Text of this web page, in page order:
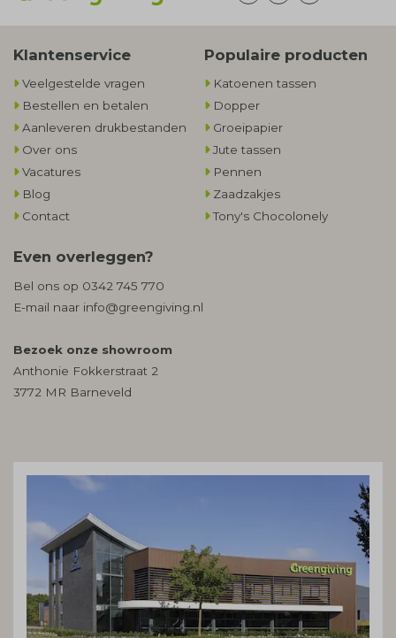
Klantenservice
Veelgestelde vragen
Bestellen en betalen
Aanleveren drukbestanden
Over ons
Vacatures
Blog
Contact
Populaire producten
Katoenen tassen
Dopper
Groeipapier
Jute tassen
Pennen
Zaadzakjes
Tony's Chocolonely
Even overleggen?
Bel ons op 0342 745 770
E-mail naar info@greengiving.nl
Bezoek onze showroom
Anthonie Fokkerstraat 2
3772 MR Barneveld